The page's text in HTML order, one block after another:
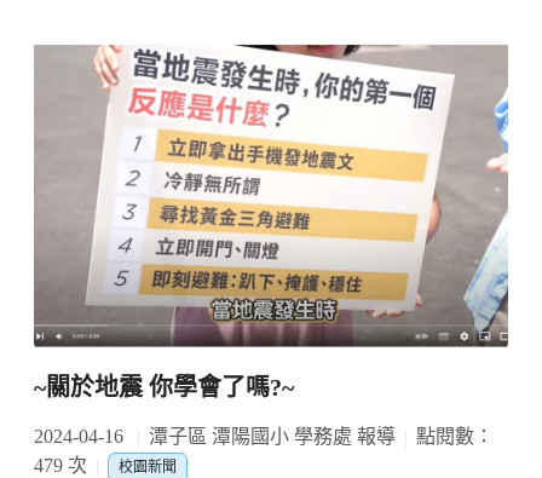
~關於地震 你學會了嗎?~
2024-04-16 潭子區 潭陽國小 學務處 報導
點閱數：
479 次
校園新聞